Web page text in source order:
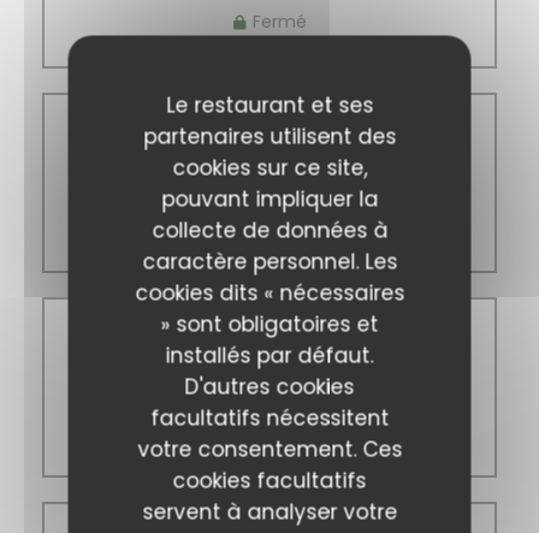
Le restaurant et ses
partenaires utilisent des
cookies sur ce site,
pouvant impliquer la
collecte de données à
caractère personnel. Les
cookies dits « nécessaires
» sont obligatoires et
installés par défaut.
D'autres cookies
facultatifs nécessitent
votre consentement. Ces
cookies facultatifs
servent à analyser votre
Fermé
Mer-Ven
09h00 - 16h00
Samedi
09h00 - 17h00